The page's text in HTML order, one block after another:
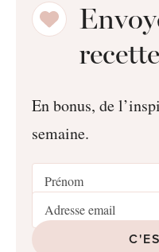
En bonus, de
semaine.